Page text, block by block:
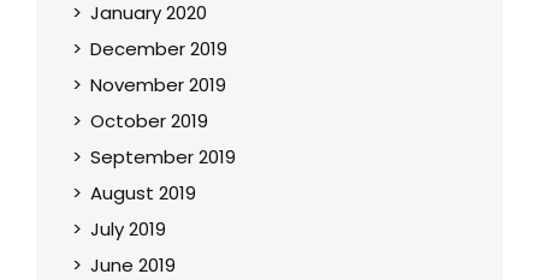
January 2020
December 2019
November 2019
October 2019
September 2019
August 2019
July 2019
June 2019